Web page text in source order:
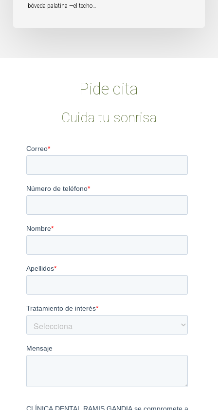
bóveda palatina —el techo…
Pide cita
Cuida tu sonrisa